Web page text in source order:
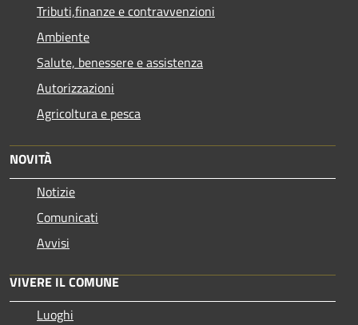
Tributi,finanze e contravvenzioni
Ambiente
Salute, benessere e assistenza
Autorizzazioni
Agricoltura e pesca
NOVITÀ
Notizie
Comunicati
Avvisi
VIVERE IL COMUNE
Luoghi